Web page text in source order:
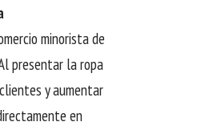
minorista de
presentar la ropa
y aumentar
en